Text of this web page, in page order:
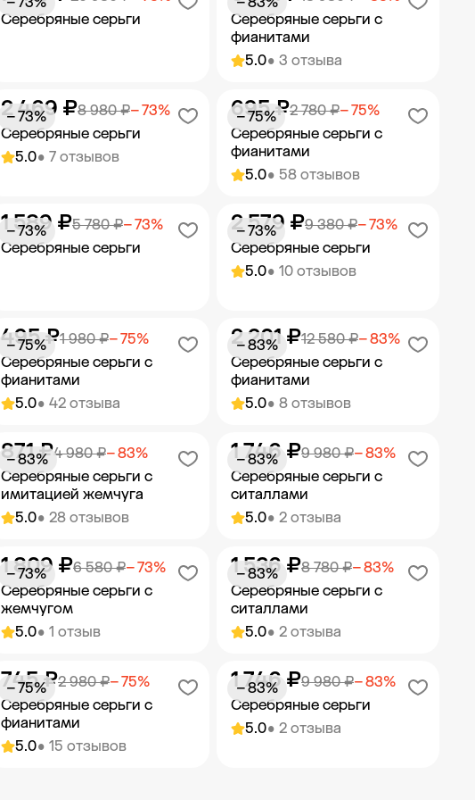
Серебряные серьги
Добавить в корзину
5.0• 3 отзыва
Серебряные серьги с
фианитами
Добавить в корзину
5.0• 7 отзывов
Серебряные серьги
8 980 ₽− 73%
2 469 ₽
− 73%
Добавить в корзину
5.0• 58 отзывов
Серебряные серьги с
фианитами
2 780 ₽− 75%
695 ₽
− 75%
Добавить в корзину
Серебряные серьги
5 780 ₽− 73%
1 589 ₽
− 73%
Добавить в корзину
5.0• 10 отзывов
Серебряные серьги
9 380 ₽− 73%
2 579 ₽
− 73%
Добавить в корзину
5.0• 42 отзыва
Серебряные серьги с
фианитами
1 980 ₽− 75%
495 ₽
− 75%
Добавить в корзину
5.0• 8 отзывов
Серебряные серьги с
фианитами
12 580 ₽− 83%
2 201 ₽
− 83%
Добавить в корзину
5.0• 28 отзывов
Серебряные серьги с
имитацией жемчуга
4 980 ₽− 83%
871 ₽
− 83%
Добавить в корзину
5.0• 2 отзыва
Серебряные серьги с
ситаллами
9 980 ₽− 83%
1 746 ₽
− 83%
Добавить в корзину
5.0• 1 отзыв
Серебряные серьги с
жемчугом
6 580 ₽− 73%
1 809 ₽
− 73%
Добавить в корзину
5.0• 2 отзыва
Серебряные серьги с
ситаллами
8 780 ₽− 83%
1 536 ₽
− 83%
Добавить в корзину
5.0• 15 отзывов
Серебряные серьги с
фианитами
2 980 ₽− 75%
745 ₽
− 75%
5.0• 2 отзыва
Серебряные серьги
9 980 ₽− 83%
1 746 ₽
− 83%